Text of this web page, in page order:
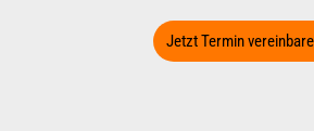
Jetzt Termin